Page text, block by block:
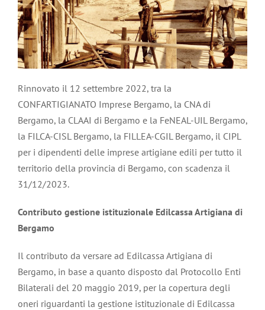
Rinnovato il 12 settembre 2022, tra la
CONFARTIGIANATO Imprese Bergamo, la CNA di
Bergamo, la CLAAI di Bergamo e la FeNEAL-UIL Bergamo,
la FILCA-CISL Bergamo, la FILLEA-CGIL Bergamo, il CIPL
per i dipendenti delle imprese artigiane edili per tutto il
territorio della provincia di Bergamo, con scadenza il
31/12/2023.
Contributo gestione istituzionale Edilcassa Artigiana di
Bergamo
Il contributo da versare ad Edilcassa Artigiana di
Bergamo, in base a quanto disposto dal Protocollo Enti
Bilaterali del 20 maggio 2019, per la copertura degli
oneri riguardanti la gestione istituzionale di Edilcassa